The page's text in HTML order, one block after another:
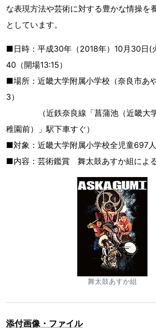
な表現方法や芸術に対する豊かな情操を
としています。
■日時：平成30年（2018年）10月30日(
40（開場13:15）
■場所：近畿大学附属小学校（奈良市あ
3）
（近鉄奈良線「菖蒲池（近畿大学
稚園前）」駅下車すぐ）
■対象：近畿大学附属小学校全児童697
■内容：芸術鑑賞 舞太鼓あすか組によ
舞太鼓あすか組
添付画像・ファイル